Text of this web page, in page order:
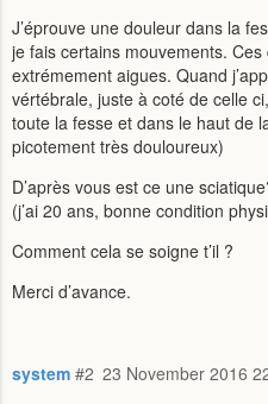
J’éprouve une douleur dans la
je fais certains mouvements.
extrémement aigues. Quand
vértébrale, juste à coté de celle
toute la fesse et dans le haut de
picotement très douloureux)
D’après vous est ce une
(j’ai 20 ans, bonne condition
Comment cela se soigne t’il ?
Merci d’avance.
system 23 November 2016
#2